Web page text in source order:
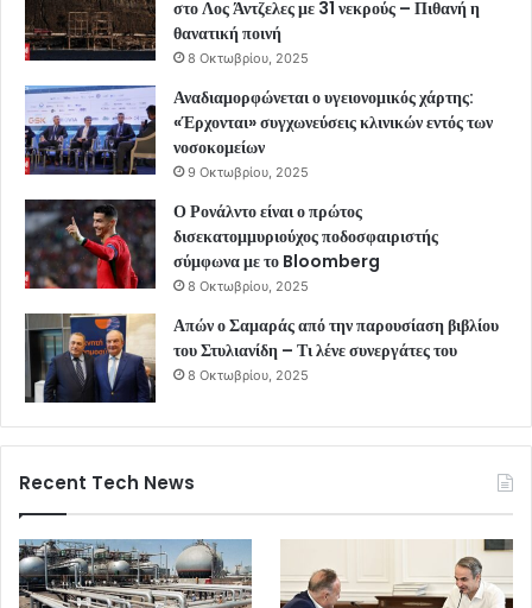
στο Λος Άντζελες με 31 νεκρούς – Πιθανή η
θανατική ποινή
8 Οκτωβρίου, 2025
Αναδιαμορφώνεται ο υγειονομικός χάρτης:
«Έρχονται» συγχωνεύσεις κλινικών εντός των
νοσοκομείων
9 Οκτωβρίου, 2025
Ο Ρονάλντο είναι ο πρώτος
δισεκατομμυριούχος ποδοσφαιριστής
σύμφωνα με το Bloomberg
8 Οκτωβρίου, 2025
Απών ο Σαμαράς από την παρουσίαση βιβλίου
του Στυλιανίδη – Τι λένε συνεργάτες του
8 Οκτωβρίου, 2025
Recent Tech News